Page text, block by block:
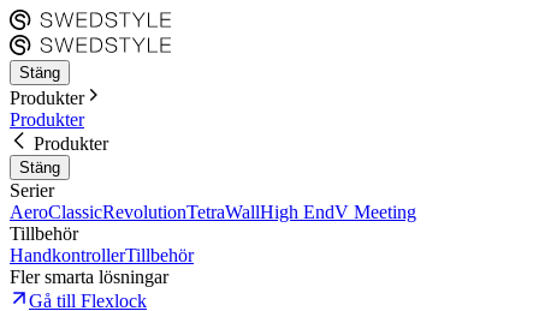
Stäng
Produkter
Produkter
Produkter
Stäng
Serier
AeroClassicRevolutionTetraWallHigh EndV Meeting
Tillbehör
HandkontrollerTillbehör
Fler smarta lösningar
Gå till Flexlock